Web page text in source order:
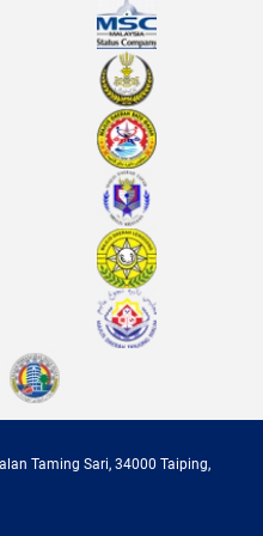
Taming Sari, 34000 Taiping,